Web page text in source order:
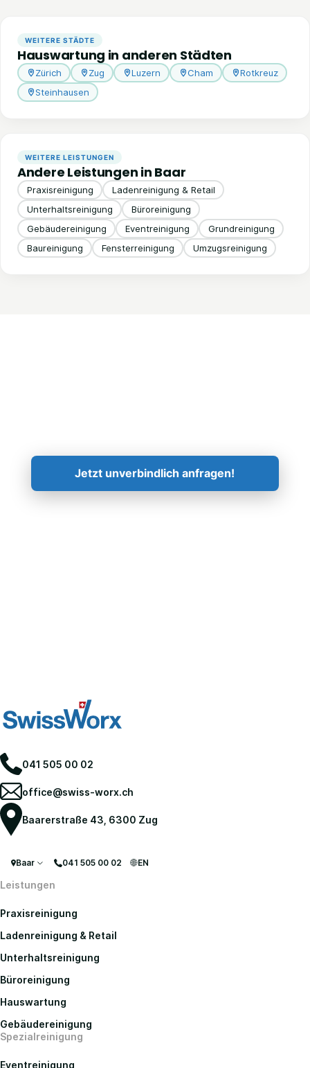
WEITERE STÄDTE
Hauswartung in anderen Städten
Zürich Zug Luzern Cham
Rotkreuz
Steinhausen
WEITERE LEISTUNGEN
Andere Leistungen in Baar
Praxisreinigung
Ladenreinigung & Retail
Unterhaltsreinigung
Büroreinigung
Gebäudereinigung
Eventreinigung
Grundreinigung
Baureinigung
Fensterreinigung Umzugsreinigung
Jetzt unverbindlich anfragen!
041 505 00 02
office@swiss-worx.ch
Baarerstraße 43, 6300 Zug
Baar 041 505 00 02 EN
Leistungen
Praxisreinigung
Ladenreinigung & Retail
Unterhaltsreinigung
Büroreinigung
Hauswartung
Gebäudereinigung
Spezialreinigung
Eventreinigung